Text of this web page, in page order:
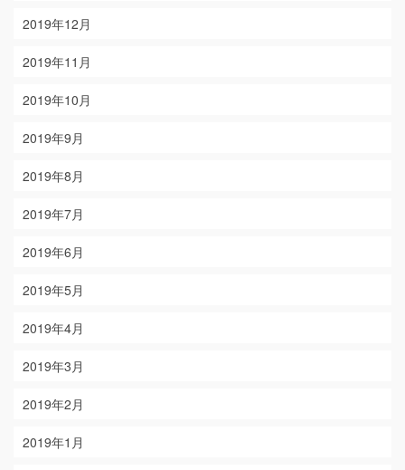
2019年12月
2019年11月
2019年10月
2019年9月
2019年8月
2019年7月
2019年6月
2019年5月
2019年4月
2019年3月
2019年2月
2019年1月